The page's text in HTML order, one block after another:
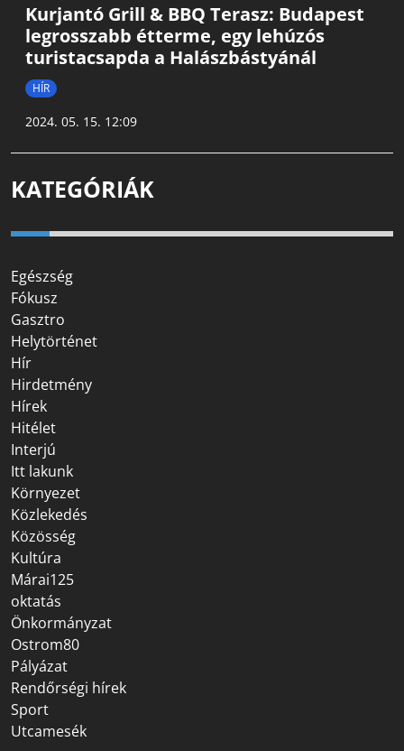
Kurjantó Grill & BBQ Terasz: Budapest
legrosszabb étterme, egy lehúzós
turistacsapda a Halászbástyánál
HÍR
2024. 05. 15. 12:09
KATEGÓRIÁK
Egészség
Fókusz
Gasztro
Helytörténet
Hír
Hirdetmény
Hírek
Hitélet
Interjú
Itt lakunk
Környezet
Közlekedés
Közösség
Kultúra
Márai125
oktatás
Önkormányzat
Ostrom80
Pályázat
Rendőrségi hírek
Sport
Utcamesék